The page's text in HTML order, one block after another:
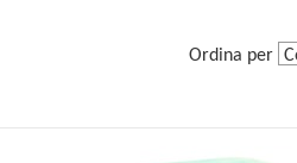
Ordina per